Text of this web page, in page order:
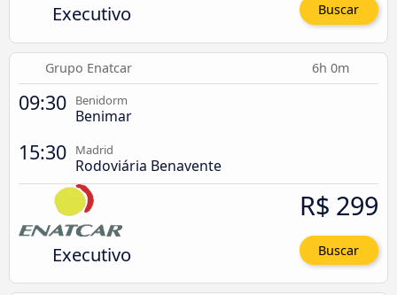
Executivo Buscar
Grupo Enatcar 6h 0m
09:30 Benidorm
Benimar
15:30 Madrid
Rodoviária Benavente
Executivo
R$ 299
Buscar